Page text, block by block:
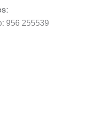
:
956 255539